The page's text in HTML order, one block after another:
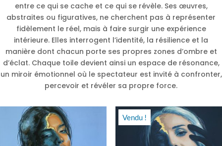
entre ce qui se cache et ce qui se révèle. Ses œuvres,
abstraites ou figuratives, ne cherchent pas à représenter
fidèlement le réel, mais à faire surgir une expérience
intérieure. Elles interrogent l’identité, la résilience et la
manière dont chacun porte ses propres zones d’ombre et
d’éclat. Chaque toile devient ainsi un espace de résonance,
un miroir émotionnel où le spectateur est invité à confronter,
percevoir et révéler sa propre force.
Vendu !